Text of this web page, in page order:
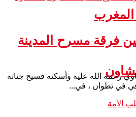
فرقة مسرح المدينة
المغرب
رحمة الله عليه وأسكنه فسيح جناته
في تطوان ، في...